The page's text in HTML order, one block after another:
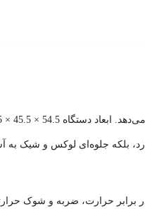
دارد، بلکه جلوه‌ای لوکس و شیک به
حرارت، ضربه و شوک